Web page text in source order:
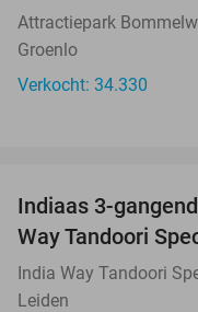
Attractiepark
Groenlo
Verkocht: 34.330
Indiaas 3-
Way Tandoori
India Way Tandoori
Leiden